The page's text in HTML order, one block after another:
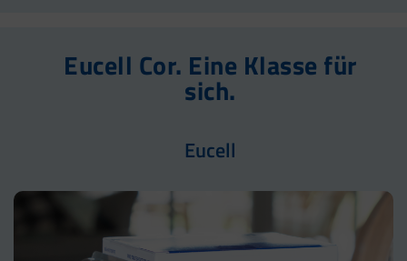
Eucell Cor. Eine Klasse für
sich.
Eucell